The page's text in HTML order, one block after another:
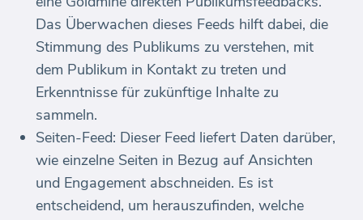
Das Überwachen dieses Feeds hilft dabei, die
Stimmung des Publikums zu verstehen, mit
dem Publikum in Kontakt zu treten und
Erkenntnisse für zukünftige Inhalte zu
sammeln.
Seiten-Feed: Dieser Feed liefert Daten darüber,
wie einzelne Seiten in Bezug auf Ansichten
und Engagement abschneiden. Es ist
entscheidend, um herauszufinden, welche